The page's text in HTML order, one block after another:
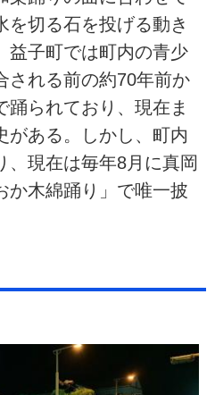
を切る石を投げる動き
益子町では町内の青少
される前の約70年前か
踊られており、現在ま
がある。しかし、町内
、現在は毎年8月に真岡
か木綿踊り」で唯一披